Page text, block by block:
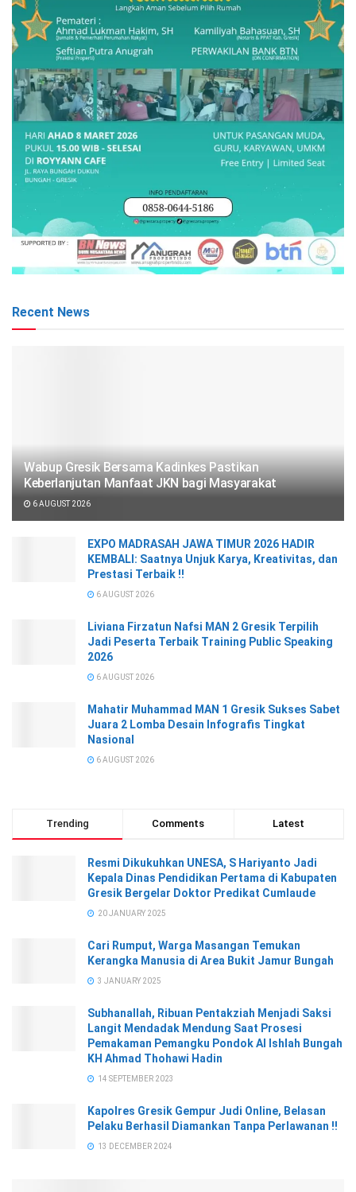
Recent News
Wabup Gresik Bersama Kadinkes Pastikan
Keberlanjutan Manfaat JKN bagi Masyarakat
6 AUGUST 2026
EXPO MADRASAH JAWA TIMUR 2026 HADIR
KEMBALI: Saatnya Unjuk Karya, Kreativitas, dan
Prestasi Terbaik !!
6 AUGUST 2026
Liviana Firzatun Nafsi MAN 2 Gresik Terpilih
Jadi Peserta Terbaik Training Public Speaking
2026
6 AUGUST 2026
Mahatir Muhammad MAN 1 Gresik Sukses Sabet
Juara 2 Lomba Desain Infografis Tingkat
Nasional
6 AUGUST 2026
Trending Comments Latest
Resmi Dikukuhkan UNESA, S Hariyanto Jadi
Kepala Dinas Pendidikan Pertama di Kabupaten
Gresik Bergelar Doktor Predikat Cumlaude
20 JANUARY 2025
Cari Rumput, Warga Masangan Temukan
Kerangka Manusia di Area Bukit Jamur Bungah
3 JANUARY 2025
Subhanallah, Ribuan Pentakziah Menjadi Saksi
Langit Mendadak Mendung Saat Prosesi
Pemakaman Pemangku Pondok Al Ishlah Bungah
KH Ahmad Thohawi Hadin
14 SEPTEMBER 2023
Kapolres Gresik Gempur Judi Online, Belasan
Pelaku Berhasil Diamankan Tanpa Perlawanan !!
13 DECEMBER 2024